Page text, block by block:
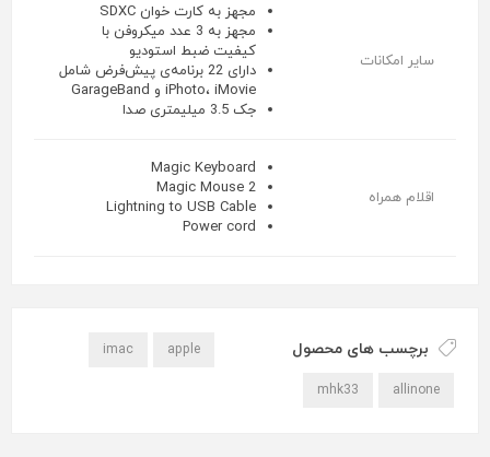
سایر امکانات
مجهز به کارت خوان SDXC
مجهز به 3 عدد میکروفن با
کیفیت ضبط استودیو
دارای 22 برنامه‌ی پیش‌فرض شامل
iPhoto، iMovie و GarageBand
جک 3.5 میلیمتری صدا
اقلام همراه
Magic Keyboard
Magic Mouse 2
Lightning to USB Cable
Power cord
برچسب های محصول apple
imac
allinone
mhk33